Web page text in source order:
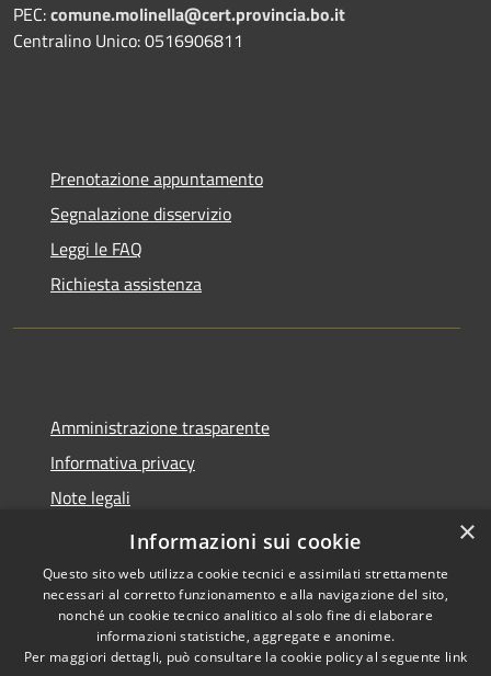
PEC:comune.molinella@cert.provincia.bo.it
Centralino Unico: 0516906811
Prenotazione appuntamento
Segnalazione disservizio
Leggi le FAQ
Richiesta assistenza
Amministrazione trasparente
Informativa privacy
Note legali
Dichiarazione di accessibilità
Accessibilità
Copyright © 2026 • Comune di
Molinella • Powered by
×
Informazioni sui cookie
Questo sito web utilizza cookie tecnici e assimilati strettamente
necessari al corretto funzionamento e alla navigazione del sito,
nonché un cookie tecnico analitico al solo fine di elaborare
informazioni statistiche, aggregate e anonime.
Per maggiori dettagli, può consultare la cookie policy al seguente link